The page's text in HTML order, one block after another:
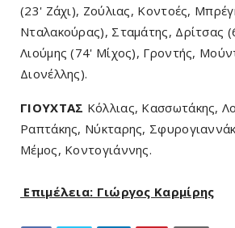
(23' Ζάχι), Ζούλιας, Κοντοές,
Νταλακούρας), Σταμάτης, Δρίτσας
Λιούμης (74' Μίχος), Γροντής,
Διονέλλης).
ΓΙΟΥΧΤΑΣ Κόλλιας, Κασσωτάκης,
Ραπτάκης, Νύκταρης,
Μέμος, Κοντογιάννης.
Επιμέλεια: Γιώργος Καρμίρης